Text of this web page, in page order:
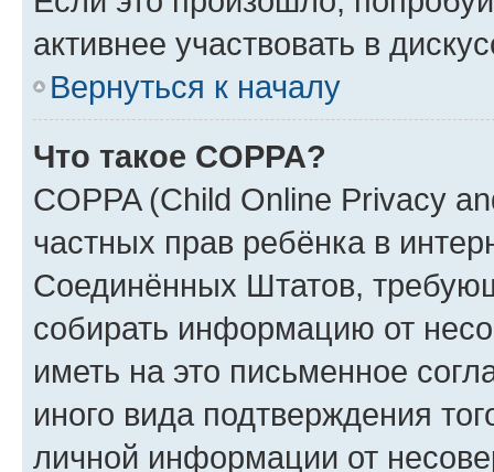
активнее участвовать в
Вернуться к началу
Что такое COPPA?
COPPA (Child Online Privacy
частных прав ребёнка в
Соединённых Штатов,
собирать информацию от
иметь на это письменное
иного вида подтверждения
личной информации от